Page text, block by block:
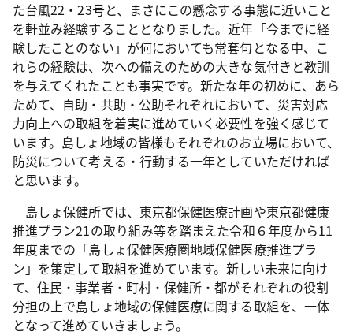
た台風22・23号と、まさにこの懸念する事態に近いこと
を軒並み経験することとなりました。近年「今までに経
験したことのない」が何においても常套句となる中、こ
れらの経験は、次への備えのための大きな気付きと教訓
を与えてくれたことも事実です。新たな年の初めに、あら
ためて、自助・共助・公助それぞれにおいて、災害対応
力向上への取組を着実に進めていく必要性を強く感じて
います。島しょ地域の皆様もそれぞれのお立場において、
防災について考える・行動する一年としていただければ
と思います。
島しょ保健所では、東京都保健医療計画や東京都健康
推進プラン21の取り組み等を踏まえた令和６年度から11
年度までの「島しょ保健医療圏地域保健医療推進プラ
ン」を策定して取組を進めています。新しい未来に向け
て、住民・事業者・町村・保健所・都がそれぞれの役割
分担の上で島しょ地域の保健医療に関する取組を、一体
となって進めていきましょう。